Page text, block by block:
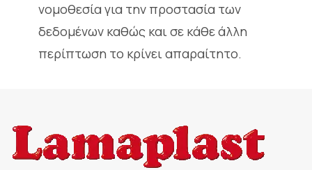
νομοθεσία για την προστασία των
δεδομένων καθώς και σε κάθε άλλη
περίπτωση το κρίνει απαραίτητο.